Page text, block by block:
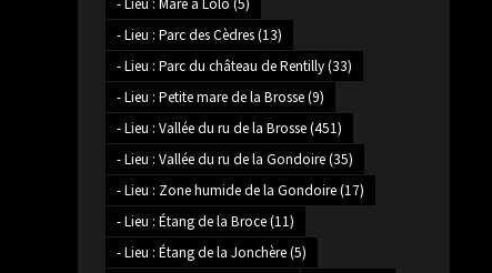
- Lieu : Mare à Lolo (5)
- Lieu : Parc des Cèdres(13)
- Lieu : Parc du château de Rentilly(33)
- Lieu : Petite mare de la Brosse(9)
- Lieu : Vallée du ru de la Brosse(451)
- Lieu : Vallée du ru de la Gondoire(35)
- Lieu : Zone humide de la Gondoire(17)
- Lieu : Étang de la Broce(11)
- Lieu : Étang de la Jonchère(5)